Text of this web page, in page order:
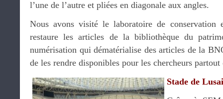
l’une de l’autre et pliées en diagonale aux angles.
Nous avons visité le laboratoire de conservation
restaure les articles de la bibliothèque du
numérisation qui dématérialise des articles de la
de les rendre disponibles pour les chercheurs
Stade de